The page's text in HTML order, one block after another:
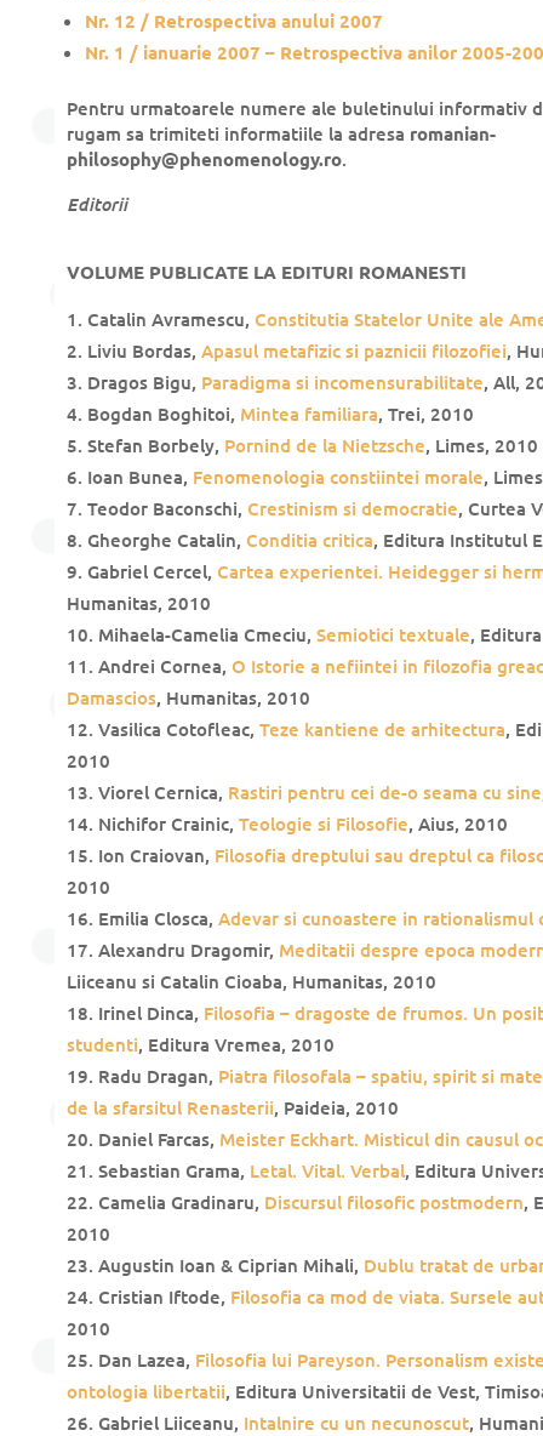
Nr. 12 / Retrospectiva anului 2007
Nr. 1 / ianuarie 2007 – Retrospectiva anilor 2005-
Pentru urmatoarele numere ale buletinului informativ
rugam sa trimiteti informatiile la adresa romanian-
philosophy@phenomenology.ro.
Editorii
VOLUME PUBLICATE LA EDITURI ROMANESTI
Catalin Avramescu, Constitutia Statelor Unite ale
Liviu Bordas, Apasul metafizic si paznicii filozofiei,
Dragos Bigu, Paradigma si incomensurabilitate, All,
Bogdan Boghitoi, Mintea familiara, Trei, 2010
Stefan Borbely, Pornind de la Nietzsche, Limes, 2010
Ioan Bunea, Fenomenologia constiintei morale,
Teodor Baconschi, Crestinism si democratie, Curtea
Gheorghe Catalin, Conditia critica, Editura Institutul
Gabriel Cercel, Cartea experientei. Heidegger si
Humanitas, 2010
Mihaela-Camelia Cmeciu, Semiotici textuale,
Andrei Cornea, O Istorie a nefiintei in filozofia
Damascios, Humanitas, 2010
Vasilica Cotofleac, Teze kantiene de arhitectura,
2010
Viorel Cernica, Rastiri pentru cei de-o seama cu sine
Nichifor Crainic, Teologie si Filosofie, Aius, 2010
Ion Craiovan, Filosofia dreptului sau dreptul ca
2010
Emilia Closca, Adevar si cunoastere in rationalismul
Alexandru Dragomir, Meditatii despre epoca
Liiceanu si Catalin Cioaba, Humanitas, 2010
Irinel Dinca, Filosofia – dragoste de frumos. Un
studenti, Editura Vremea, 2010
Radu Dragan, Piatra filosofala – spatiu, spirit si
de la sfarsitul Renasterii, Paideia, 2010
Daniel Farcas, Meister Eckhart. Misticul din causul
Sebastian Grama, Letal. Vital. Verbal, Editura
Camelia Gradinaru, Discursul filosofic postmodern,
2010
Augustin Ioan & Ciprian Mihali, Dublu tratat de
Cristian Iftode, Filosofia ca mod de viata. Sursele
2010
Dan Lazea, Filosofia lui Pareyson. Personalism
ontologia libertatii, Editura Universitatii de Vest,
Gabriel Liiceanu, Intalnire cu un necunoscut,